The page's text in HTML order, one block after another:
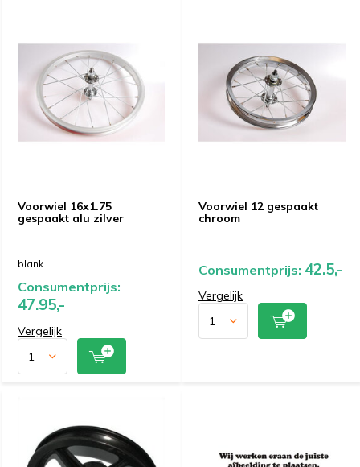
Voorwiel 16x1.75
gespaakt alu zilver
blank
Consumentprijs:
47.95,-
Vergelijk
Voorwiel 12 gespaakt
chroom
Consumentprijs: 42.5,-
Vergelijk